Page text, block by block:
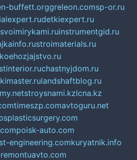
buffett.orggreleon.comsp-or.ru
detkiexpert.ru
instrumentgid.ru
stroimaterials.ru
chastnyjdom.ru
landshaftblog.ru
stroysnami.kzlcna.kz
timeszp.comavtoguru.net
poisk-auto.com
engineering.comkuryatnik.info